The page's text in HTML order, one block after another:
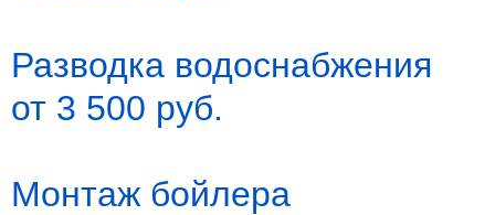
Разводка водоснабжения
от 3 500 руб.
Монтаж бойлера